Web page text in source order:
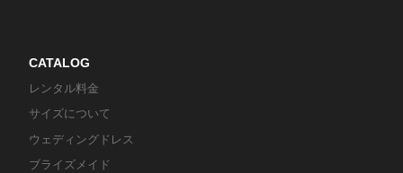
CATALOG
レンタル料金
サイズについて
ウェディングドレス
ブライズメイド